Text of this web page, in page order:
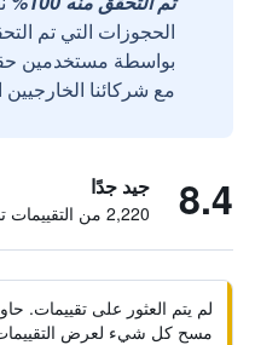
الحجوزات التي تم
مع شركائنا الخارجيين
8.4 جيد جدًا
2,220 من التقييمات تم التحقق منها
لم يتم العثور على تقييمات.
مسح كل شيء لعرض